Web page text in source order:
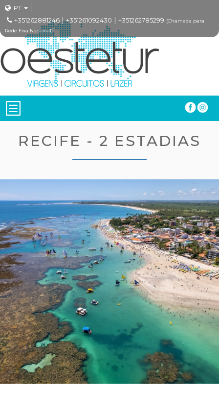
PT
+351262881246 |+351261092430 | +351262785299 (Chamada para
Rede Fixa Nacional)
RECIFE - 2 ESTADIAS